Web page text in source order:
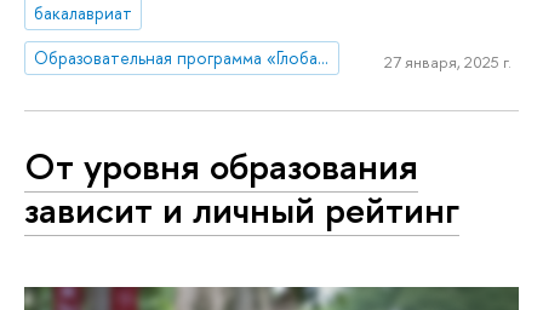
бакалавриат
Образовательная программа «Глобальные цифровые коммуникации»
27 января, 2025 г.
От уровня образования
зависит и личный рейтинг